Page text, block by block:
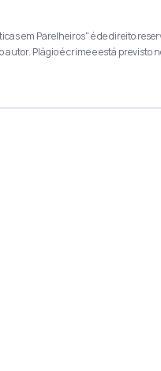
em Parelheiros" é de direito
Plágio é crime e está previsto